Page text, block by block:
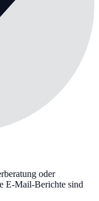
oder
E-Mail-Berichte sind